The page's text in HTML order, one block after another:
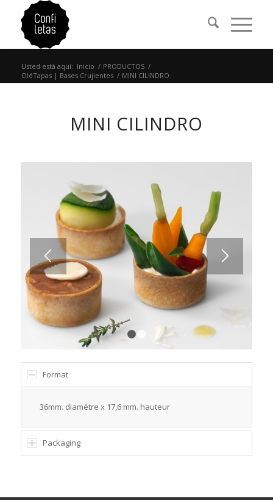
Usted está aquí: Inicio / PRODUCTOS /
OléTapas | Bases Crujientes / MINI CILINDRO
MINI CILINDRO
2
Format
36mm. diamétre x 17,6 mm. hauteur
Packaging